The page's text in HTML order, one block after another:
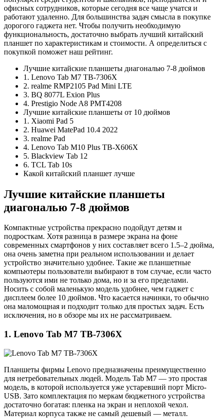
офисных сотрудников, которые сегодня все чаще учатся и
работают удаленно. Для большинства задач смысла в покупке
дорогого гаджета нет. Чтобы получить необходимую
функциональность, достаточно выбрать лучший китайский
планшет по характеристикам и стоимости. А определиться с
покупкой поможет наш рейтинг.
Лучшие китайские планшеты диагональю 7-8 дюймов
1. Lenovo Tab M7 TB-7306X
2. realme RMP2105 Pad Mini LTE
3. BQ 8077L Exion Plus
4. Prestigio Node A8 PMT4208
Лучшие китайские планшеты от 10 дюймов
1. Xiaomi Pad 5
2. Huawei MatePad 10.4 2022
3. realme Pad
4. Lenovo Tab M10 Plus TB-X606X
5. Blackview Tab 12
6. TCL Tab 10s
Какой китайский планшет лучше
Лучшие китайские планшеты
диагональю 7-8 дюймов
Компактные устройства прекрасно подойдут детям и
подросткам. Хотя разница в размере экрана на фоне
современных смартфонов у них составляет всего 1.5–2 дюйма,
она очень заметна при реальном использовании и делает
устройство значительно удобнее. Такие же планшетные
компьютеры пользователи выбирают в том случае, если часто
пользуются ими не только дома, но и за его пределами.
Носить с собой маленькую модель удобнее, чем гаджет с
дисплеем более 10 дюймов. Что касается начинки, то обычно
она маломощная и подходит только для простых задач. Есть
исключения, но в обзоре мы их не рассматриваем.
1. Lenovo Tab M7 TB-7306X
Планшеты фирмы Lenovo предназначены преимущественно
для нетребовательных людей. Модель Tab M7 — это простая
модель, в которой используется уже устаревший порт Micro-
USB. Зато комплектация по меркам бюджетного устройства
достаточно богатая: пленка на экран и неплохой чехол.
Материал корпуса также не самый дешевый — металл.